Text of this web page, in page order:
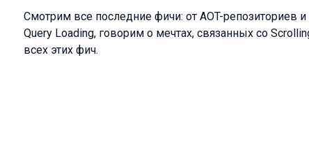
Смотрим все последние фичи: от AOT-репозиториев
Query Loading, говорим о мечтах, связанных со
всех этих фич.